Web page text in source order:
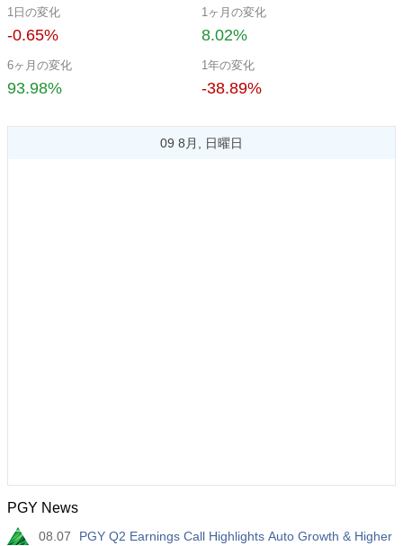
1日の変化
-0.65%
1ヶ月の変化
8.02%
6ヶ月の変化
93.98%
1年の変化
-38.89%
09 8月, 日曜日
PGY News
08.07
PGY Q2 Earnings Call Highlights Auto Growth & Higher